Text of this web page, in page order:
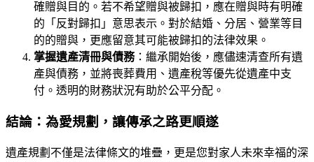
確贈與目的。若不希望贈與被歸扣，應在贈與時有明確
的「反對歸扣」意思表示。對於結婚、分居、營業等目
的的贈與，更應留意其可能被歸扣的法律效果。
掌握遺產清冊與債務：繼承開始後，應儘速清查所有遺
產與債務，並將喪葬費用、遺產稅等優先從遺產中支
付。透明的財務狀況有助於公平分配。
結論：為愛規劃，讓傳承之路更順遂
遺產規劃不僅是法律條文的堆疊，更是您對家人未來幸福的深